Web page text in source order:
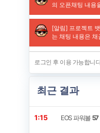
최근 결과
1:15 EOS 파워볼 57